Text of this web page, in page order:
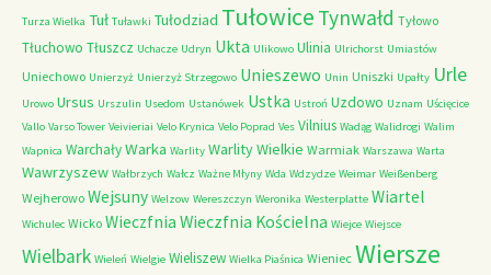
Turza Wielka Tuł Tuławki Tułodziad Tułowice Tynwałd Tyłowo
Tłuchowo Tłuszcz Uchacze Udryn Ukta Ulikowo Ulinia Ulrichorst Umiastów
Uniechowo Unierzyż Unierzyż Strzegowo Unieszewo Unin Uniszki Upałty Urle
Urowo Ursus Urszulin Usedom Ustanówek Ustka Ustroń Uzdowo Uznam Uścięcice
Vallo Varso Tower Veivieriai Velo Krynica Velo Poprad Ves Vilnius Wadąg Walidrogi Walim
Wapnica WarchałyWarka Warlity Warlity Wielkie Warmiak Warszawa Warta
Wawrzyszew Wałbrzych Wałcz Ważne Młyny Wda Wdzydze Weimar Weißenberg
Wejherowo Wejsuny Welzow Wereszczyn Weronika Westerplatte Wiartel
Wichulec Wicko Wieczfnia Wieczfnia Kościelna Wiejce Wiejsce
Wielbark Wieleń Wielgie Wieliszew Wielka Piaśnica Wieniec Wiersze